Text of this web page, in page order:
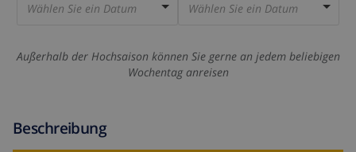
Wählen Sie ein Datum Wählen Sie ein Datum
Außerhalb der Hochsaison können Sie gerne an jedem beliebigen
Wochentag anreisen
Beschreibung